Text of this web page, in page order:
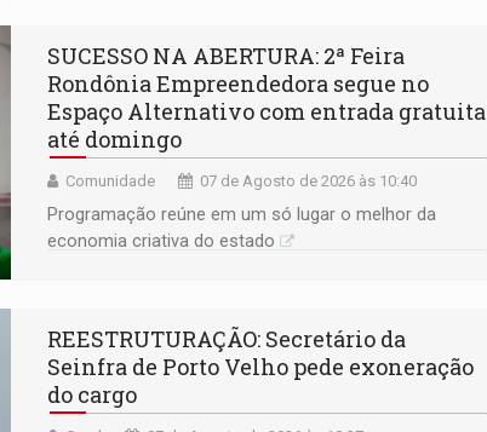
SUCESSO NA ABERTURA: 2ª Feira
Rondônia Empreendedora segue no
Espaço Alternativo com entrada gratuita
até domingo
Comunidade 07 de Agosto de 2026 às 10:40
Programação reúne em um só lugar o melhor da
economia criativa do estado
REESTRUTURAÇÃO: Secretário da
Seinfra de Porto Velho pede exoneração
do cargo